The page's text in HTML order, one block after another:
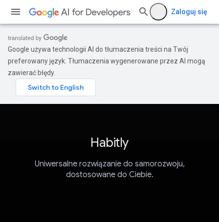
Zaloguj się
Google używa technologii AI do tłumaczenia treści na Twój
preferowany język. Tłumaczenia wygenerowane przez AI mogą
zawierać błędy.
Habitly
Uniwersalne rozwiązanie do samorozwoju,
dostosowane do Ciebie.